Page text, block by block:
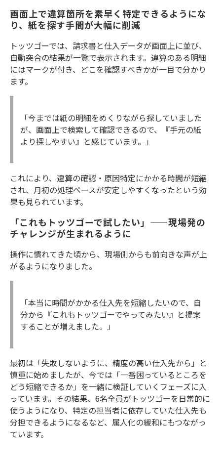
画面上で違算箇所を素早く特定できるようにな
り、紙を探す手間が大幅に削減
トッツゴーでは、請求書と仕入データが画面上に並び、
自動突合の結果が一覧で表示されます。違算のある明細
にはマークが付き、どこを確認すべきかが一目で分かり
ます。
「今までは紙の明細をめくりながら探していました
が、画面上で検索して確認できるので、『手元の紙
より探しやすい』と感じています。」
これにより、違算の確認・原因特定にかかる時間が短縮
され、月初の処理ペースが安定しやすくなったという効
果も見られています。
「これもトッツゴーで試したい」——現場発の
チャレンジが生まれるように
操作に慣れてきた頃から、現場側からも前向きな声が上
がるようになりました。
「本当に時間がかかる仕入先を短縮したいので、自
分から『これもトッツゴーでやってみたい』と提案
することが増えました。」
最初は「失敗しないように、精度の高い仕入先から」と
慎重に始めましたが、今では「一番困っているところを
どう短縮できるか」を一緒に検証していくフェーズに入
っています。その結果、6名全員がトッツゴーを日常的に
使うようになり、特定の担当者に依存していた仕入先も
分担できるようになるなど、属人化の緩和にもつながっ
ています。